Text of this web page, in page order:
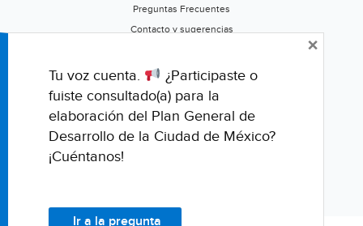
Preguntas Frecuentes
Contacto y sugerencias
Califica este portal
Tu voz cuenta.
¿Participaste o
fuiste consultado(a) para la
elaboración del Plan General de
Desarrollo de la Ciudad de México?
¡Cuéntanos!
Ir a la pregunta
×